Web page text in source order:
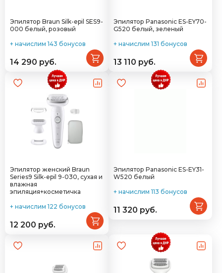
Эпилятор Braun Silk-epil SES9-
000 белый, розовый
+ начислим 143 бонусов
14 290 руб.
Эпилятор Panasonic ES-EY70-
G520 белый, зеленый
+ начислим 131 бонусов
13 110 руб.
Эпилятор женский Braun
Series9 Silk-epil 9-030, сухая и
влажная
эпиляция+косметичка
+ начислим 122 бонусов
12 200 руб.
Эпилятор Panasonic ES-EY31-
W520 белый
+ начислим 113 бонусов
11 320 руб.